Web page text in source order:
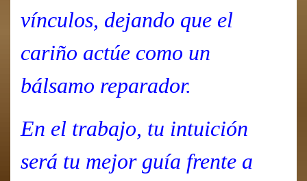
vínculos, dejando que el
cariño actúe como un
bálsamo reparador.
En el trabajo, tu intuición
será tu mejor guía frente a